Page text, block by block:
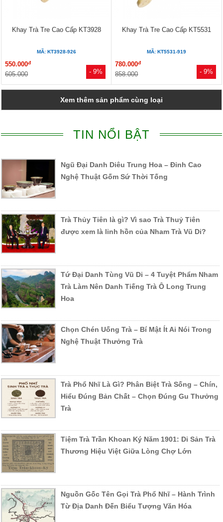
- 9%
Khay Trà Tre Cao Cấp KT3928
MÃ: KT3928-926
550.000đ
605.000 - 9%
Khay Trà Tre Cao Cấp KT5531
MÃ: KT5531-919
780.000đ
858.000
Xem thêm sản phẩm cùng loại
TIN NỔI BẬT
Ngũ Đại Danh Diêu Trung Hoa – Đỉnh Cao
Nghệ Thuật Gốm Sứ Thời Tống
Trà Thủy Tiên là gì? Vì sao Trà Thuỷ Tiên
được xem là linh hồn của Nham Trà Vũ Di?
Tứ Đại Danh Tùng Vũ Di – 4 Tuyệt Phẩm Nham
Trà Làm Nên Danh Tiếng Trà Ô Long Trung
Hoa
Chọn Chén Uống Trà – Bí Mật Ít Ai Nói Trong
Nghệ Thuật Thưởng Trà
Trà Phổ Nhĩ Là Gì? Phân Biệt Trà Sống – Chín,
Hiểu Đúng Bản Chất – Chọn Đúng Gu Thưởng
Trà
Tiệm Trà Trần Khoan Ký Năm 1901: Di Sản Trà
Thương Hiệu Việt Giữa Lòng Chợ Lớn
Nguồn Gốc Tên Gọi Trà Phổ Nhĩ – Hành Trình
Từ Địa Danh Đến Biểu Tượng Văn Hóa